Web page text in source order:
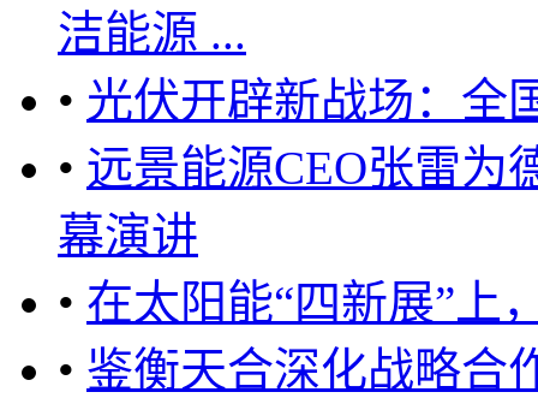
洁能源 ...
• 光伏开辟新战场：全
• 远景能源CEO张雷为
幕演讲
• 在太阳能“四新展”上
• 鉴衡天合深化战略合